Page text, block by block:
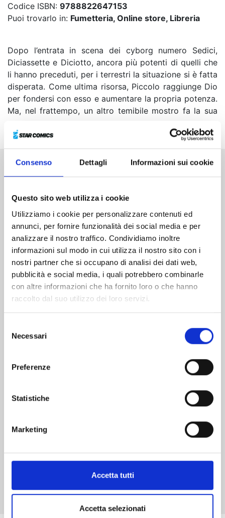
Consenso Dettagli Informazioni sui cookie
Questo sito web utilizza i cookie
Utilizziamo i cookie per personalizzare contenuti ed
annunci, per fornire funzionalità dei social media e per
analizzare il nostro traffico. Condividiamo inoltre
informazioni sul modo in cui utilizza il nostro sito con i
nostri partner che si occupano di analisi dei dati web,
pubblicità e social media, i quali potrebbero combinarle
con altre informazioni che ha fornito loro o che hanno
raccolto dal suo utilizzo dei loro servizi.
delNecessari
Preferenze
Statistiche
Marketing
Accetta tutti
Accetta selezionati
Codice ISBN: 9788822647153
Puoi trovarlo in: Fumetteria, Online store, Libreria
Dopo l’entrata in scena dei cyborg numero Sedici,
Diciassette e Diciotto, ancora più potenti di quelli che
li hanno preceduti, per i terrestri la situazione si è fatta
disperata. Come ultima risorsa, Piccolo raggiunge Dio
per fondersi con esso e aumentare la propria potenza.
Ma, nel frattempo, un altro temibile mostro fa la sua
Altri volumi della serie
Mostra tutto